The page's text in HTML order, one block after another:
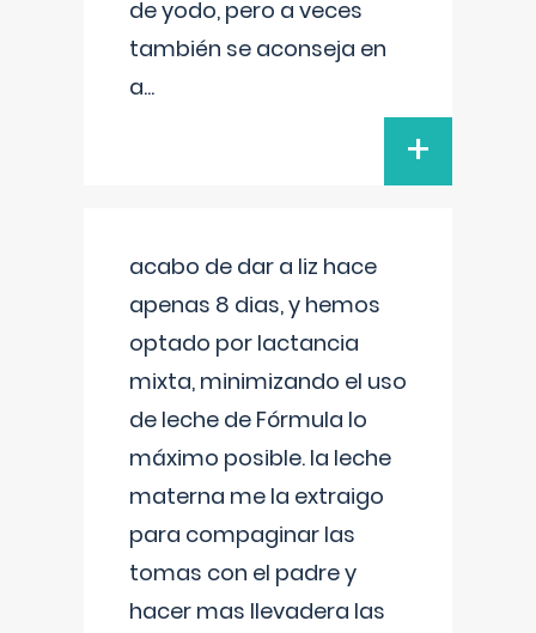
de yodo, pero a veces
también se aconseja en
a...
+
acabo de dar a liz hace
apenas 8 dias, y hemos
optado por lactancia
mixta, minimizando el uso
de leche de Fórmula lo
máximo posible. la leche
materna me la extraigo
para compaginar las
tomas con el padre y
hacer mas llevadera las